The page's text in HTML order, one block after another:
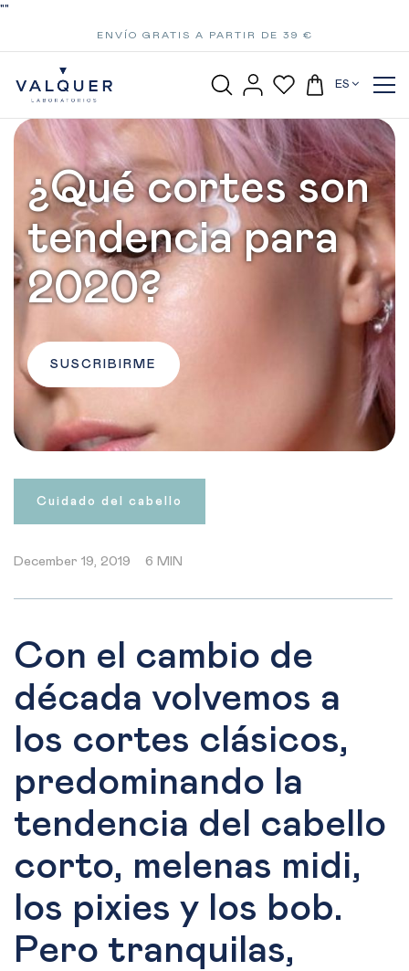
""
ENVÍO GRATIS A PARTIR DE 39 €
ES
¿Qué cortes son
tendencia para
2020?
SUSCRIBIRME
Cuidado del cabello
December 19, 2019 6 MIN
Con el cambio de
década volvemos a
los cortes clásicos,
predominando la
tendencia del cabello
corto, melenas midi,
los pixies y los bob.
Pero tranquilas,